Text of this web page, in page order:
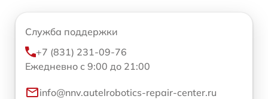
Служба поддержки
+7 (831) 231-09-76
Ежедневно с 9:00 до 21:00
info@nnv.autelrobotics-repair-center.ru